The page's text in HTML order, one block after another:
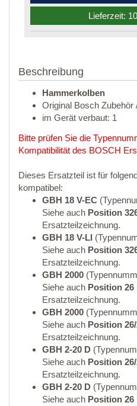
Lieferzeit:
Beschreibung
Hammerkolben
Original Bosch Zubehör
im Gerät verbaut: 1
Bitte prüfen Sie die
Kompatibilität des BOSCH
Dieses Ersatzteil ist für
kompatibel:
GBH 18 V-EC
Siehe auch Position
Ersatzteilzeichnung.
GBH 18 V-LI
Siehe auch Position
Ersatzteilzeichnung.
GBH 2000
Siehe auch Position 26
Ersatzteilzeichnung.
GBH 2000
Siehe auch Position
Ersatzteilzeichnung.
GBH 2-20 D
Siehe auch Position
Ersatzteilzeichnung.
GBH 2-20 D
Siehe auch Position 26